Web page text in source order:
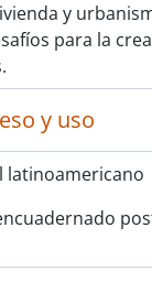
y
para la
y uso
latinoamericano